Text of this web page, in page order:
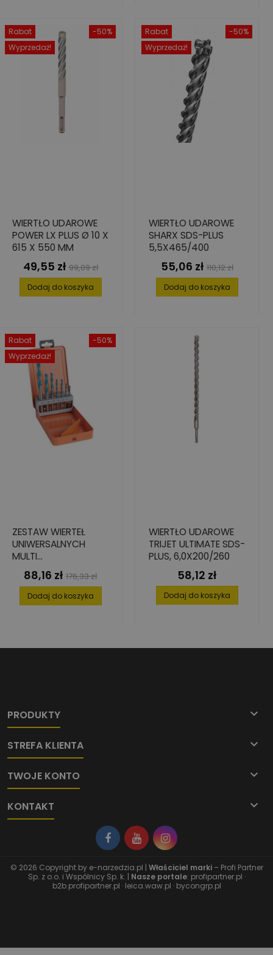
-50%
Rabat
Wyprzedaż!
WIERTŁO UDAROWE
POWER LX PLUS Ø 10 X
615 X 550 MM
Cena
49,55 zł Cena
podstawowa
99,09 zł
Dodaj do koszyka
-50%
Rabat
Wyprzedaż!
WIERTŁO UDAROWE
SHARX SDS-PLUS
5,5X465/400
Cena
55,06 zł Cena
podstawowa
110,12 zł
Dodaj do koszyka
-50%
Rabat
Wyprzedaż!
ZESTAW WIERTEŁ
UNIWERSALNYCH
MULTI
CONSTRUCTION, 7
ELEMENT. 4-12
Cena
88,16 zł Cena
podstawowa
176,33 zł
Dodaj do koszyka
WIERTŁO UDAROWE
TRIJET ULTIMATE SDS-
PLUS, 6,0X200/260
Cena
58,12 zł
Dodaj do koszyka
PRODUKTY 
STREFA KLIENTA 
TWOJE KONTO 
KONTAKT 
© 2026 Copyright by e-narzedzia.pl | Właściciel marki– Profi Partner
Sp. z o.o. i Wspólnicy Sp. k. | Nasze portale: profipartner.pl ·
b2b.profipartner.pl · leica.waw.pl · bycongrp.pl